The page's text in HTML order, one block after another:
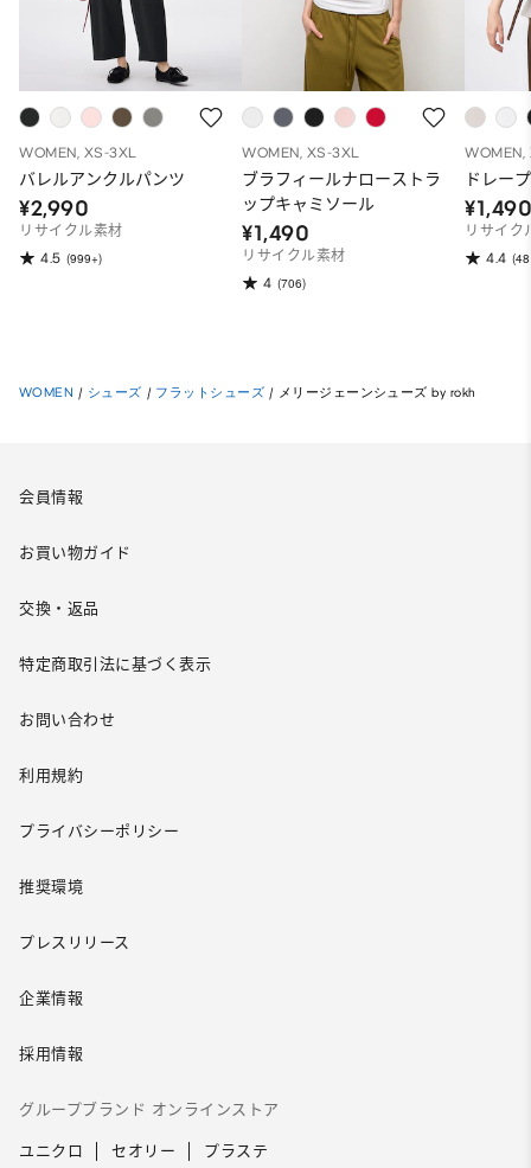
WOMEN, XS-3XL
バレルアンクルパンツ
¥2,990
リサイクル素材
4.5 (999+)
WOMEN, XS-3XL
ブラフィールナローストラ
ップキャミソール
¥1,490
リサイクル素材
4 (706)
WOMEN,
ドレー
リサイク
4.4
WOMEN / シューズ / フラットシューズ / メリージェーンシューズ by rokh
会員情報
お買い物ガイド
交換・返品
特定商取引法に基づく表示
お問い合わせ
利用規約
プライバシーポリシー
推奨環境
プレスリリース
企業情報
採用情報
グループブランド オンラインストア
ユニクロ セオリー プラステ